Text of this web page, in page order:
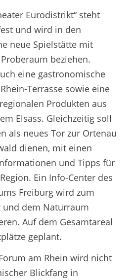
Eurodistrikt“ steht
und wird in den
neue Spielstätte mit
beziehen.
eine gastronomische
Terrasse sowie eine
Produkten aus
Elsass. Gleichzeitig soll
als neues Tor zur Ortenau
dienen, mit einen
und Tipps für
Ein Info-Center des
Freiburg wird zum
und dem Naturraum
Auf dem Gesamtareal
geplant.
am Rhein wird nicht
Blickfang in